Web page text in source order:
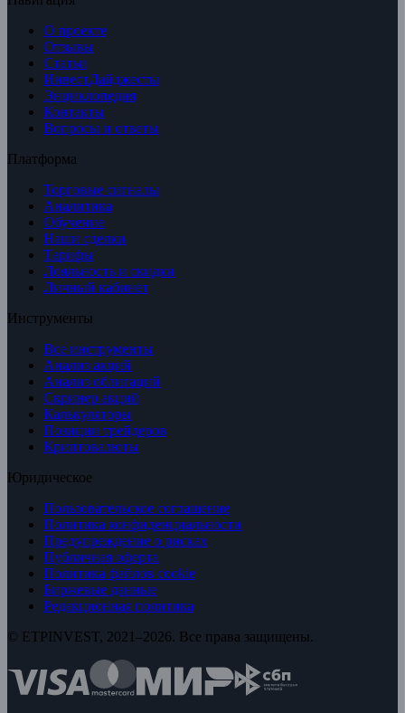
О проекте
Отзывы
Статьи
ИнвестДайджесты
Энциклопедия
Контакты
Вопросы и ответы
Платформа
Торговые сигналы
Аналитика
Обучение
Наши сделки
Тарифы
Лояльность и скидки
Личный кабинет
Инструменты
Все инструменты
Анализ акций
Анализ облигаций
Скринер акций
Калькуляторы
Позиции трейдеров
Криптовалюты
Юридическое
Пользовательское соглашение
Политика конфиденциальности
Предупреждение о рисках
Публичная оферта
Политика файлов cookie
Биржевые данные
Редакционная политика
© ETPINVEST, 2021–2026. Все права защищены.